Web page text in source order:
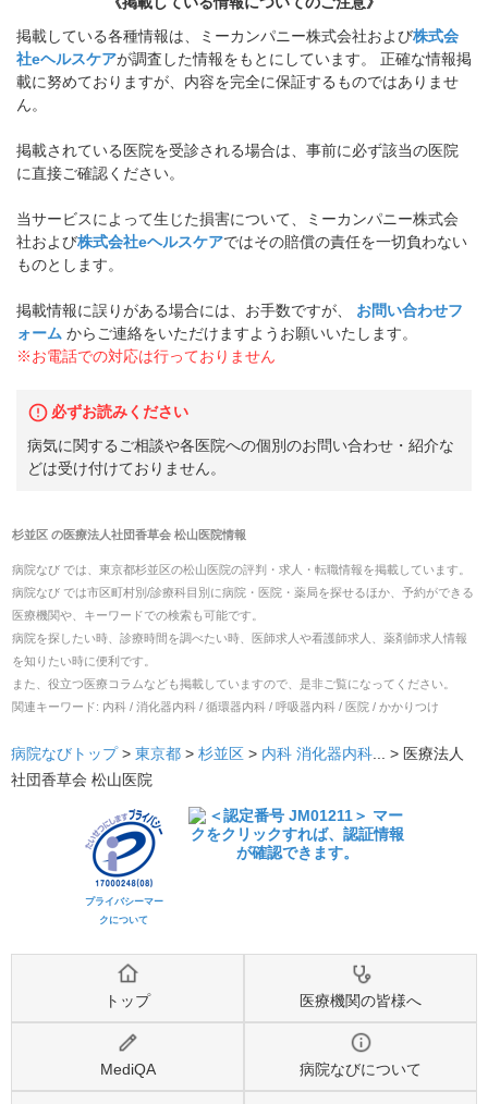
掲載している各種情報は、ミーカンパニー株式会社および株式会
社eヘルスケアが調査した情報をもとにしています。 正確な情報掲
載に努めておりますが、内容を完全に保証するものではありませ
ん。
掲載されている医院を受診される場合は、事前に必ず該当の医院
に直接ご確認ください。
当サービスによって生じた損害について、ミーカンパニー株式会
社および株式会社eヘルスケアではその賠償の責任を一切負わない
ものとします。
掲載情報に誤りがある場合には、お手数ですが、
お問い合わせフ
ォーム からご連絡をいただけますようお願いいたします。
※お電話での対応は行っておりません
必ずお読みください
病気に関するご相談や各医院への個別のお問い合わせ・紹介な
どは受け付けておりません。
杉並区の医療法人社団香草会 松山医院情報
病院なび では、 東京都杉並区の松山医院の評判・求人・転職情報を掲載しています。
病院なび では市区町村別/診療科目別に病院・医院・薬局を探せるほか、予約ができる
医療機関や、キーワードでの検索も可能です。
病院を探したい時、診療時間を調べたい時、医師求人や看護師求人、薬剤師求人情報
を知りたい時に便利です。
また、役立つ医療コラムなども掲載していますので、是非ご覧になってください。
関連キーワード: 内科 / 消化器内科 / 循環器内科 / 呼吸器内科 / 医院 / かかりつけ
病院なびトップ> 東京都 > 杉並区 > 内科 消化器内科 ... > 医療法人
社団香草会 松山医院
プライバシーマー
クについて
トップ 医療機関の皆様へ
MediQA 病院なびについて